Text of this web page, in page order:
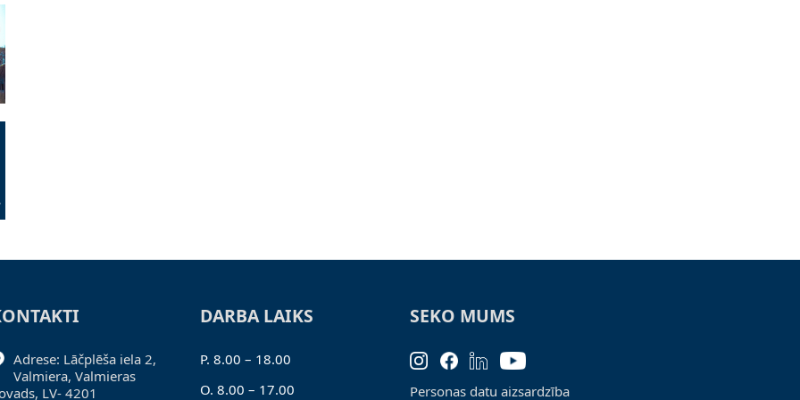
Adrese: Lāčplēša iela 2,
Valmiera, Valmieras
LV- 4201
DARBA LAIKS
P. 8.00 – 18.00
O. 8.00 – 17.00
SEKO MUMS
Personas datu aizsardzība